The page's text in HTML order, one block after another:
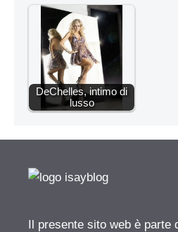
DeChelles, intimo di
lusso
Il presente sito web è parte